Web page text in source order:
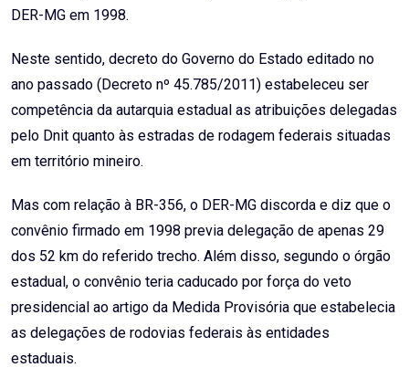
DER-MG em 1998.
Neste sentido, decreto do Governo do Estado editado no
ano passado (Decreto nº 45.785/2011) estabeleceu ser
competência da autarquia estadual as atribuições delegadas
pelo Dnit quanto às estradas de rodagem federais situadas
em território mineiro.
Mas com relação à BR-356, o DER-MG discorda e diz que o
convênio firmado em 1998 previa delegação de apenas 29
dos 52 km do referido trecho. Além disso, segundo o órgão
estadual, o convênio teria caducado por força do veto
presidencial ao artigo da Medida Provisória que estabelecia
as delegações de rodovias federais às entidades
estaduais.